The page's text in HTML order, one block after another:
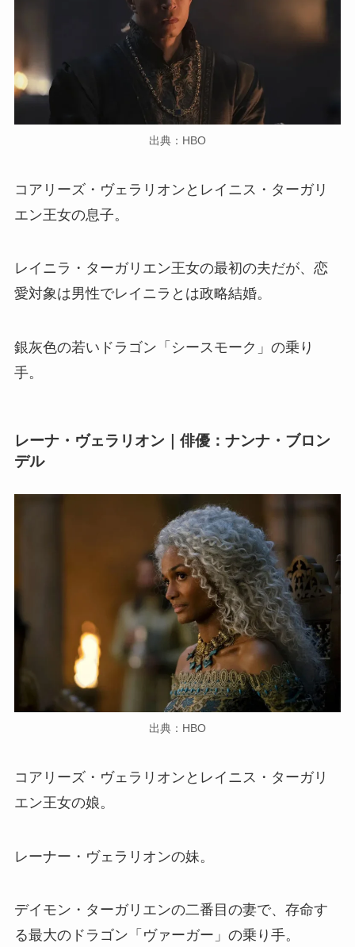
出典：HBO
コアリーズ・ヴェラリオンとレイニス・ターガリ
エン王女の息子。
レイニラ・ターガリエン王女の最初の夫だが、恋
愛対象は男性でレイニラとは政略結婚。
銀灰色の若いドラゴン「シースモーク」の乗り
手。
レーナ・ヴェラリオン｜俳優：ナンナ・ブロン
デル
出典：HBO
コアリーズ・ヴェラリオンとレイニス・ターガリ
エン王女の娘。
レーナー・ヴェラリオンの妹。
デイモン・ターガリエンの二番目の妻で、存命す
る最大のドラゴン「ヴァーガー」の乗り手。